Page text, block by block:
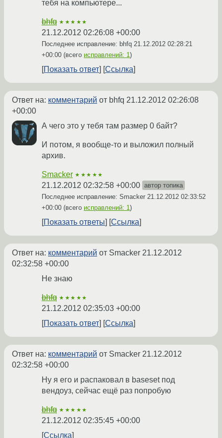
тебя на компьютере...
bhfq ★★★★★
21.12.2012 02:26:08 +00:00
Последнее исправление: bhfq 21.12.2012 02:28:21
+00:00 (всего исправлений: 1)
Показать ответ Ссылка
Ответ на: комментарий от bhfq 21.12.2012 02:26:08
+00:00
А чего это у тебя там размер 0 байт?
И потом, я вообще-то и выложил полный
архив.
Smacker ★★★★★
21.12.2012 02:32:58 +00:00 автор топика
Последнее исправление: Smacker 21.12.2012 02:33:52
+00:00 (всего исправлений: 1)
Показать ответы Ссылка
Ответ на: комментарий от Smacker 21.12.2012
02:32:58 +00:00
Не знаю
bhfq ★★★★★
21.12.2012 02:35:03 +00:00
Показать ответ
Ссылка
Ответ на: комментарий от Smacker 21.12.2012
02:32:58 +00:00
Ну я его и распаковал в baseset под
вендоуз, сейчас ещё раз попробую
bhfq ★★★★★
21.12.2012 02:35:45 +00:00
Ссылка